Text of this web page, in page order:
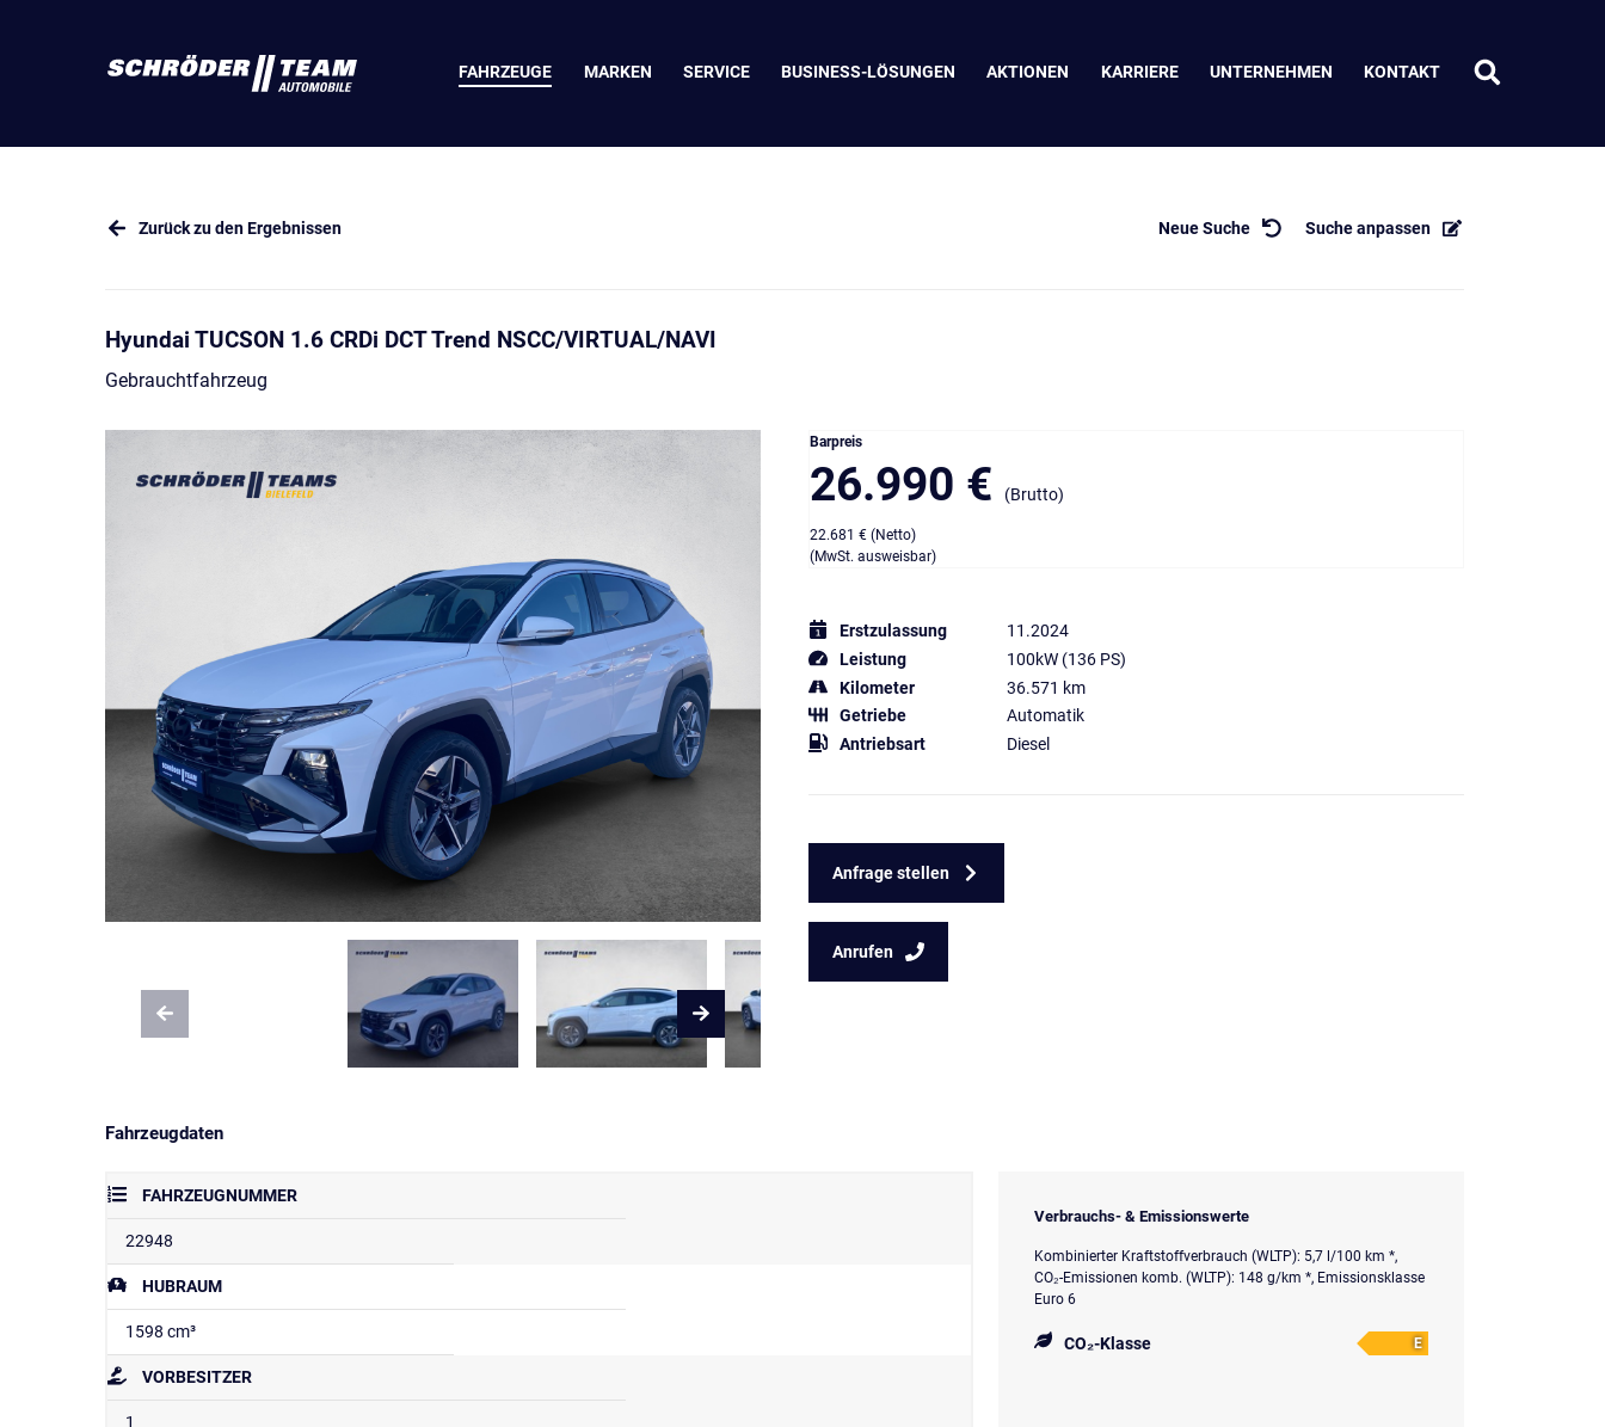
FAHRZEUGE MARKEN SERVICE BUSINESS-LÖSUNGEN AKTIONEN KARRIERE UNTERNEHMEN KONTAKT
Zurück zu den Ergebnissen Neue Suche Suche anpassen
Hyundai TUCSON 1.6 CRDi DCT Trend NSCC/VIRTUAL/NAVI
Gebrauchtfahrzeug
Barpreis
26.990 € (Brutto)
22.681 € (Netto)
(MwSt. ausweisbar)
Erstzulassung
11.2024
Leistung
100kW (136 PS)
Kilometer
36.571 km
Getriebe
Automatik
Antriebsart
Diesel
Anfrage stellen
Anrufen
Fahrzeugdaten
FAHRZEUGNUMMER
22948
HUBRAUM
1598 cm³
VORBESITZER
1
Verbrauchs- & Emissionswerte
Kombinierter Kraftstoffverbrauch (WLTP): 5,7 l/100 km *,
CO₂-Emissionen komb. (WLTP): 148 g/km *, Emissionsklasse
Euro 6
CO₂-Klasse E